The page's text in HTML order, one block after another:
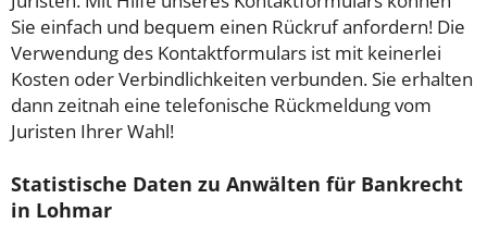
Sie einfach und bequem einen Rückruf anfordern! Die
Verwendung des Kontaktformulars ist mit keinerlei
Kosten oder Verbindlichkeiten verbunden. Sie erhalten
dann zeitnah eine telefonische Rückmeldung vom
Juristen Ihrer Wahl!
Statistische Daten zu Anwälten für Bankrecht
in Lohmar